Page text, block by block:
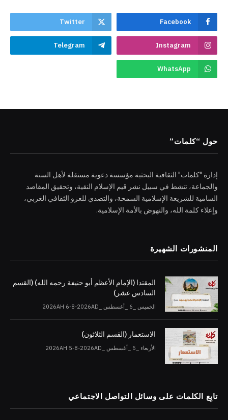
Facebook
Twitter
Instagram
Telegram
WhatsApp
حول “كلمات”
إدارة "كلمات" الثقافية البحثية مؤسسة دعوية مستقلة لأهل السنة
والجماعة، تنشط في سبيل نشر قيم الإسلام النقية، وتحقيق المقاصد
السامية للشريعة الإسلامية السمحة، والتصدي للغزو الثقافي الغربي،
وإعلاء كلمة الله، والنهوض بالأمة الإسلامية.
المنشورات الشهيرة
المقتدا (الإمام الأعظم أبو حنيفة رحمه الله) (القسم
السادس عشر)
الخميس _6 _أغسطس _2026AH 6-8-2026AD
الاستعمار (القسم الثلاثون)
الأربعاء _5 _أغسطس _2026AH 5-8-2026AD
تابِع الكلمات على وسائل التواصل الاجتماعي